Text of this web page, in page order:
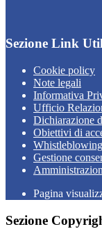
Sezione Link
Cookie policy
Note legali
Informativa
Ufficio
Dichiarazione
Obiettivi di
Whistleblowing
Gestione
Pagina
Sezione